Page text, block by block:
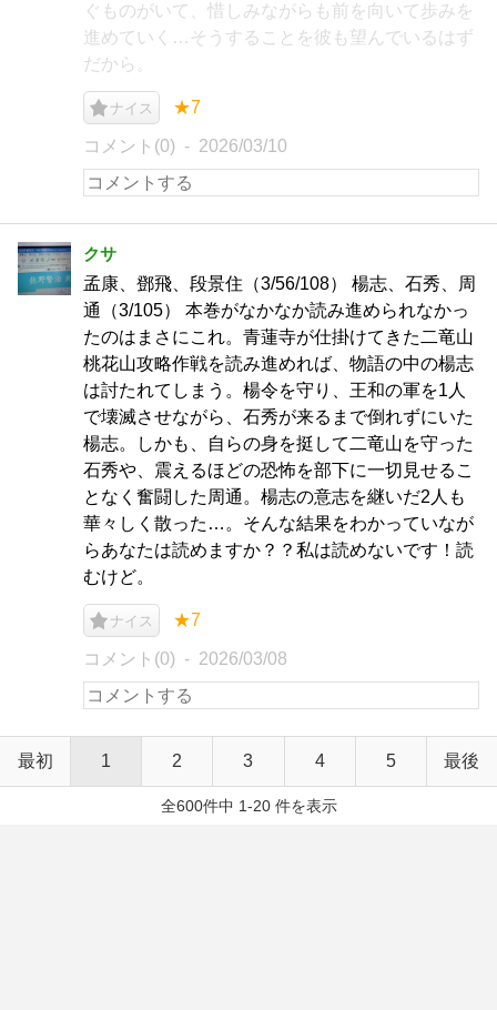
ぐものがいて、惜しみながらも前を向いて歩みを
進めていく…そうすることを彼も望んでいるはず
だから。
ナイス ★7
コメント(0) 2026/03/10
クサ
孟康、鄧飛、段景住（3/56/108） 楊志、石秀、周
通（3/105） 本巻がなかなか読み進められなかっ
たのはまさにこれ。青蓮寺が仕掛けてきた二竜山
桃花山攻略作戦を読み進めれば、物語の中の楊志
は討たれてしまう。楊令を守り、王和の軍を1人
で壊滅させながら、石秀が来るまで倒れずにいた
楊志。しかも、自らの身を挺して二竜山を守った
石秀や、震えるほどの恐怖を部下に一切見せるこ
となく奮闘した周通。楊志の意志を継いだ2人も
華々しく散った…。そんな結果をわかっていなが
らあなたは読めますか？？私は読めないです！読
むけど。
ナイス ★7
コメント(0) 2026/03/08
最初 1 2 3 4 5 最後
全600件中 1-20 件を表示